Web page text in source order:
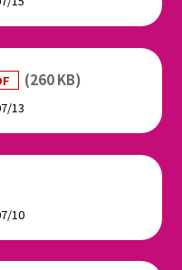
(260 KB)
13
10